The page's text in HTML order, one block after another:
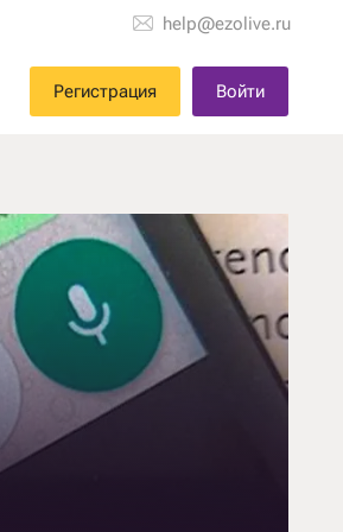
help@ezolive.ru
Регистрация Войти